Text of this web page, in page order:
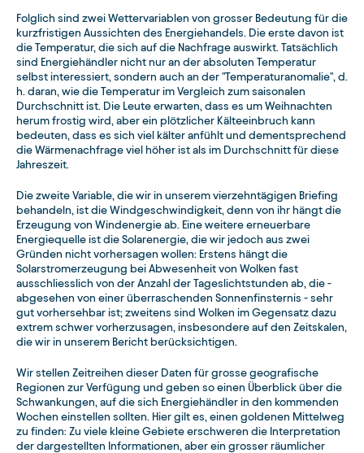
Folglich sind zwei Wettervariablen von grosser Bedeutung für die
kurzfristigen Aussichten des Energiehandels. Die erste davon ist
die Temperatur, die sich auf die Nachfrage auswirkt. Tatsächlich
sind Energiehändler nicht nur an der absoluten Temperatur
selbst interessiert, sondern auch an der "Temperaturanomalie", d.
h. daran, wie die Temperatur im Vergleich zum saisonalen
Durchschnitt ist. Die Leute erwarten, dass es um Weihnachten
herum frostig wird, aber ein plötzlicher Kälteeinbruch kann
bedeuten, dass es sich viel kälter anfühlt und dementsprechend
die Wärmenachfrage viel höher ist als im Durchschnitt für diese
Jahreszeit.
Die zweite Variable, die wir in unserem vierzehntägigen Briefing
behandeln, ist die Windgeschwindigkeit, denn von ihr hängt die
Erzeugung von Windenergie ab. Eine weitere erneuerbare
Energiequelle ist die Solarenergie, die wir jedoch aus zwei
Gründen nicht vorhersagen wollen: Erstens hängt die
Solarstromerzeugung bei Abwesenheit von Wolken fast
ausschliesslich von der Anzahl der Tageslichtstunden ab, die -
abgesehen von einer überraschenden Sonnenfinsternis - sehr
gut vorhersehbar ist; zweitens sind Wolken im Gegensatz dazu
extrem schwer vorherzusagen, insbesondere auf den Zeitskalen,
die wir in unserem Bericht berücksichtigen.
Wir stellen Zeitreihen dieser Daten für grosse geografische
Regionen zur Verfügung und geben so einen Überblick über die
Schwankungen, auf die sich Energiehändler in den kommenden
Wochen einstellen sollten. Hier gilt es, einen goldenen Mittelweg
zu finden: Zu viele kleine Gebiete erschweren die Interpretation
der dargestellten Informationen, aber ein grosser räumlicher